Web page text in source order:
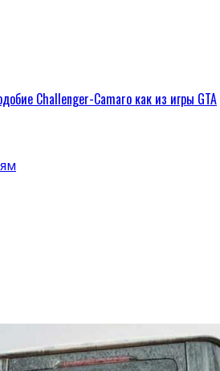
Challenger-Camaro как из игры GTA